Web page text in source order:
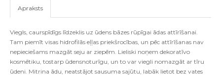
Apraksts
Viegls, caurspīdīgs līdzeklis uz ūdens bāzes rūpīgai ādas attīrīšanai.
Tam piemīt visas hidrofilās eļļas priekšrocības, un pēc attīrīšanas nav
nepieciešams mazgāt seju ar ziepēm. Lieliski noņem dekoratīvo
kosmētiku, tostarp ūdensnoturīgu, un to var viegli nomazgāt ar tīru
ūdeni. Mitrina ādu, neatstājot sausuma sajūtu, labāk lietot bez vates